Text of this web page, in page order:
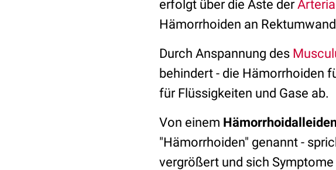
erfolgt über die Äste der
Hämorrhoiden an
Durch Anspannung des
behindert - die Hämorrhoiden
für Flüssigkeiten und Gase ab.
Von einem
"Hämorrhoiden" genannt -
vergrößert und sich